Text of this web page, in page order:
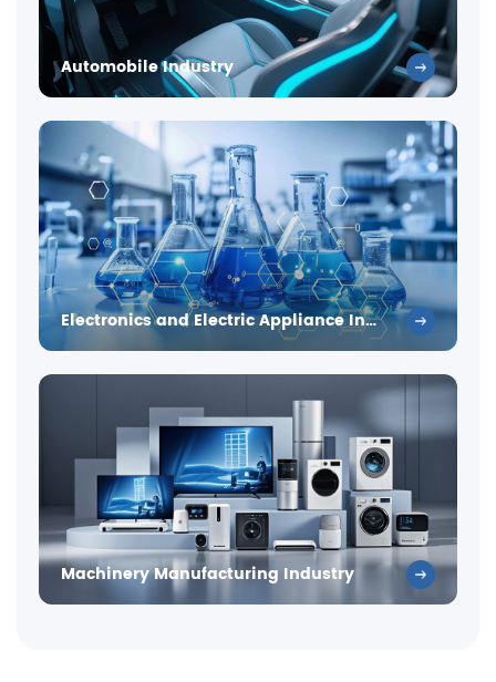
Automobile Industry
Electronics and Electric Appliance Industry
Machinery Manufacturing Industry